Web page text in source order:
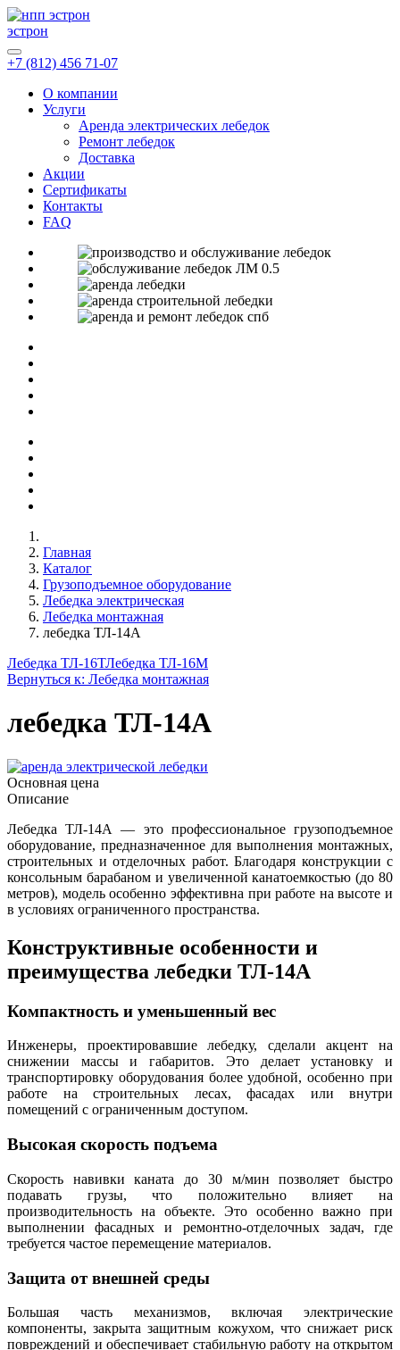
эстрон
+7 (812) 456 71-07
О компании
Услуги
Аренда электрических лебедок
Ремонт лебедок
Доставка
Акции
Сертификаты
Контакты
FAQ
Главная
Каталог
Грузоподъемное оборудование
Лебедка электрическая
Лебедка монтажная
лебедка ТЛ-14А
Лебедка ТЛ-16ТЛебедка ТЛ-16М
Вернуться к: Лебедка монтажная
лебедка ТЛ-14А
Основная цена
Описание
Лебедка ТЛ-14А — это профессиональное грузоподъемное
оборудование, предназначенное для выполнения монтажных,
строительных и отделочных работ. Благодаря конструкции с
консольным барабаном и увеличенной канатоемкостью (до 80
метров), модель особенно эффективна при работе на высоте и
в условиях ограниченного пространства.
Конструктивные особенности и
преимущества лебедки ТЛ-14А
Компактность и уменьшенный вес
Инженеры, проектировавшие лебедку, сделали акцент на
снижении массы и габаритов. Это делает установку и
транспортировку оборудования более удобной, особенно при
работе на строительных лесах, фасадах или внутри
помещений с ограниченным доступом.
Высокая скорость подъема
Скорость навивки каната до 30 м/мин позволяет быстро
подавать грузы, что положительно влияет на
производительность на объекте. Это особенно важно при
выполнении фасадных и ремонтно-отделочных задач, где
требуется частое перемещение материалов.
Защита от внешней среды
Большая часть механизмов, включая электрические
компоненты, закрыта защитным кожухом, что снижает риск
повреждений и обеспечивает стабильную работу на открытом